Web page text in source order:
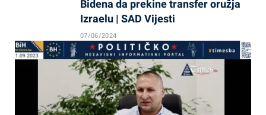
Bidena da prekine transfer oružja
Izraelu | SAD Vijesti
07/06/2024